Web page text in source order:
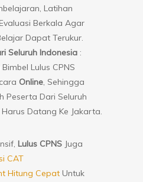
Latihan
Berkala Agar
Dapat Terukur.
Seluruh Indonesia :
Lulus CPNS
Online, Sehingga
Peserta Dari Seluruh
Datang Ke Jakarta.
Lulus CPNS Juga
CAT
Hitung Cepat Untuk